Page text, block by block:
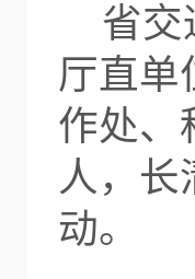
省交
厅直单
作处、
人，长
动。